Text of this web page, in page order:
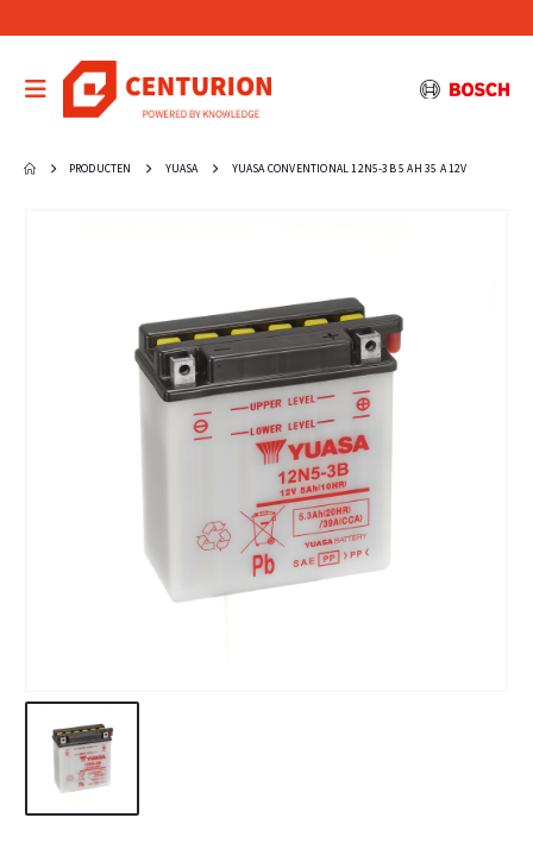
PRODUCTEN YUASA YUASA CONVENTIONAL 12N5-3B 5 AH 35 A 12V